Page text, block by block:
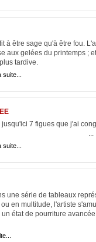
à être sage qu'à être fou.
aux gelées du printemps ;
tardive.
suite...
7 figues que j'ai
car trop hauts. ...
suite...
une série de tableaux
en multitude, l'artiste
état de pourriture